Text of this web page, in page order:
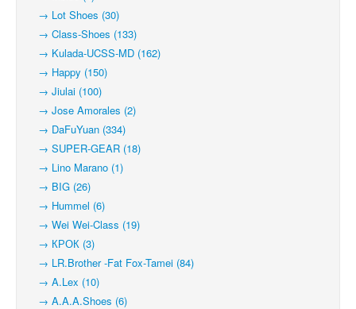
→ Lot Shoes (30)
→ Class-Shoes (133)
→ Kulada-UCSS-MD (162)
→ Happy (150)
→ Jiulai (100)
→ Jose Amorales (2)
→ DaFuYuan (334)
→ SUPER-GEAR (18)
→ Lino Marano (1)
→ BIG (26)
→ Hummel (6)
→ Wei Wei-Class (19)
→ КРОК (3)
→ LR.Brother -Fat Fox-Tamei (84)
→ A.Lex (10)
→ A.A.A.Shoes (6)